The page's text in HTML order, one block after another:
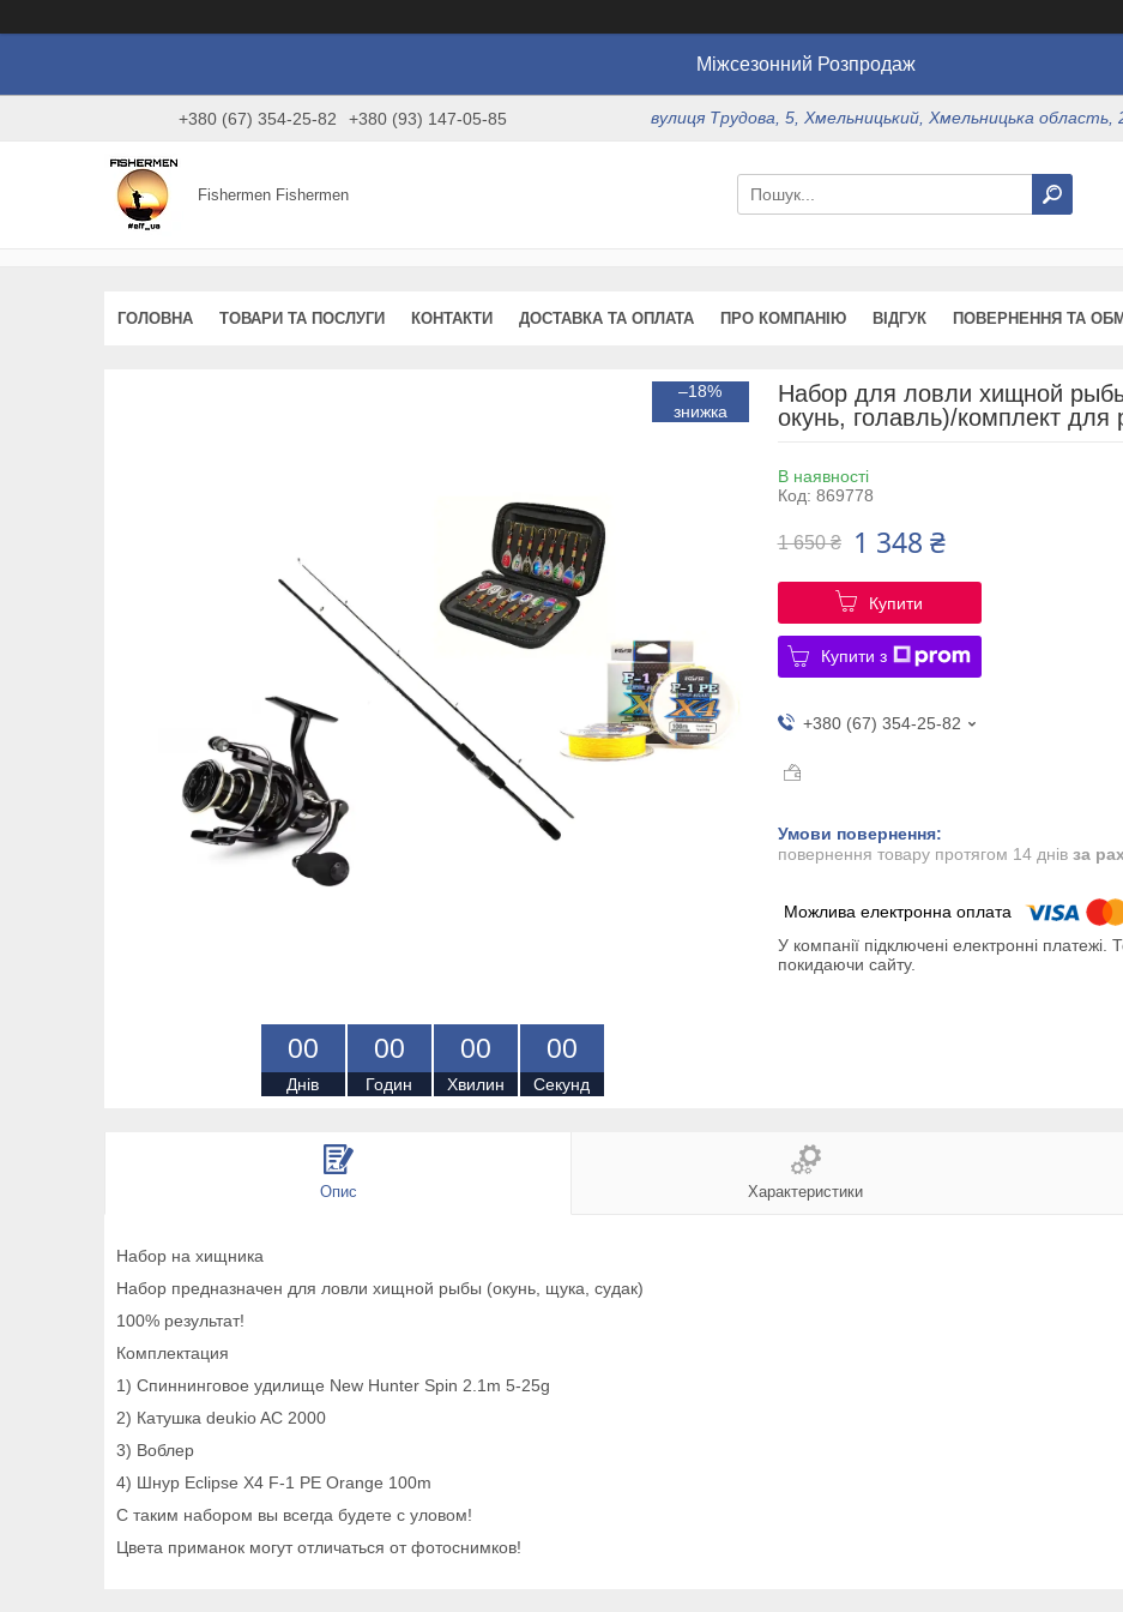
Міжсезонний Розпродаж
+380 (67) 354-25-82 +380 (93) 147-05-85 вулиця Трудова, 5, Хмельницький, Хмельницька область,
Fishermen Fishermen
ГОЛОВНА ТОВАРИ ТА ПОСЛУГИ КОНТАКТИ ДОСТАВКА ТА ОПЛАТА ПРО КОМПАНІЮ ВІДГУК ПОВЕРНЕННЯ ТА
–18%
00
Днів
00
Годин
00
Хвилин
00
Секунд
Набор для ловли хищной
окунь, голавль)/комплект для
В наявності
Код: 869778
1 650 ₴ 1 348 ₴
Купити
Купити з
+380 (67) 354-25-82
повернення товару протягом 14 днів за
У компанії підключені електронні
покидаючи сайту.
Опис Характеристики
Набор на хищника
Набор предназначен для ловли хищной рыбы (окунь, щука, судак)
100% результат!
Комплектация
1) Спиннинговое удилище New Hunter Spin 2.1m 5-25g
2) Катушка deukio AС 2000
3) Воблер
4) Шнур Eclipse X4 F-1 PE Orange 100m
С таким набором вы всегда будете с уловом!
Цвета приманок могут отличаться от фотоснимков!